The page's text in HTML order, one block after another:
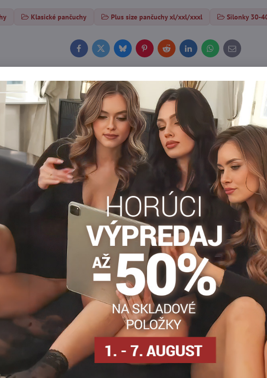
Klasické pančuchy Plus size pančuchy xl/xxl/xxxl Silonky 30-
FacebookTwitterBlueskyPinterestRedditLinkedInWhatsApp
E-
mail
Pančuchy pre moletky so
srdiečkami QUEEN SIZE QUEEN OF
HEARTS 30 DEN Mona
Elegantné, polomatné pančuchové nohavice s
nadčasovým vzorom srdiečok.
SKLADOM - odosielame
17,90 € Zobraziť
Pančuchy pre moletky s
hviezdičkami QUEEN SIZE
30 DEN Mona
Elegantné, polomatné pančuchové
nadčasovým vzorom hviezdičiek.
SKLADOM - odosielame
ihneď
17,90 €